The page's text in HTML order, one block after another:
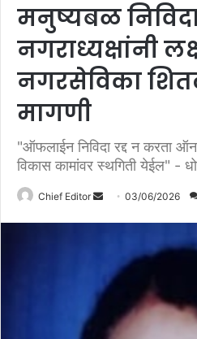
मनुष्यबळ
नगराध्यक्षांनी
नगरसेविका
मागणी
"ऑफलाईन निविदा रद्द न करता
विकास कामांवर स्थगिती येईल" -
Chief Editor
n
m
03/06/2026